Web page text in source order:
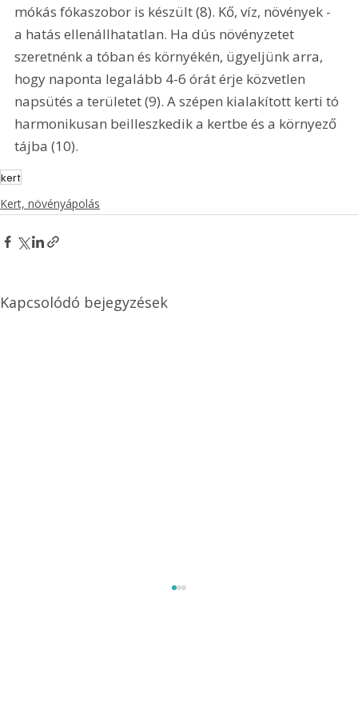
mókás fókaszobor is készült (8). Kő, víz, növények -
a hatás ellenállhatatlan. Ha dús növényzetet
szeretnénk a tóban és környékén, ügyeljünk arra,
hogy naponta legalább 4-6 órát érje közvetlen
napsütés a területet (9). A szépen kialakított kerti tó
harmonikusan beilleszkedik a kertbe és a környező
tájba (10).
kert
Kert, növényápolás
Kapcsolódó bejegyzések